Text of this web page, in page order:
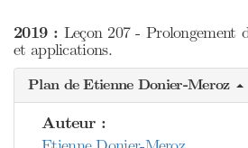
2019 : Leçon 207 - Prolongement
et applications.
Plan de Etienne Donier-Meroz
Auteur :